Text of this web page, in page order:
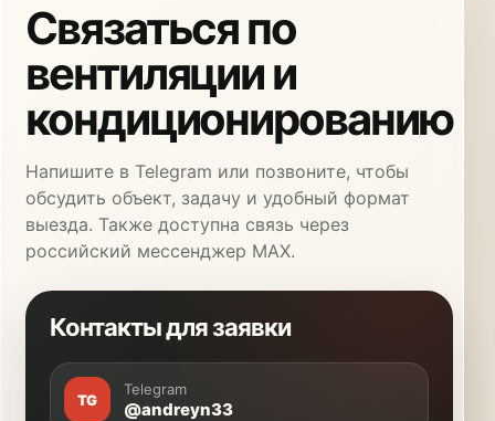
Связаться по
вентиляции и
кондиционированию
Напишите в Telegram или позвоните, чтобы
обсудить объект, задачу и удобный формат
выезда. Также доступна связь через
российский мессенджер MAX.
Контакты для заявки
TG
Telegram
@andreyn33